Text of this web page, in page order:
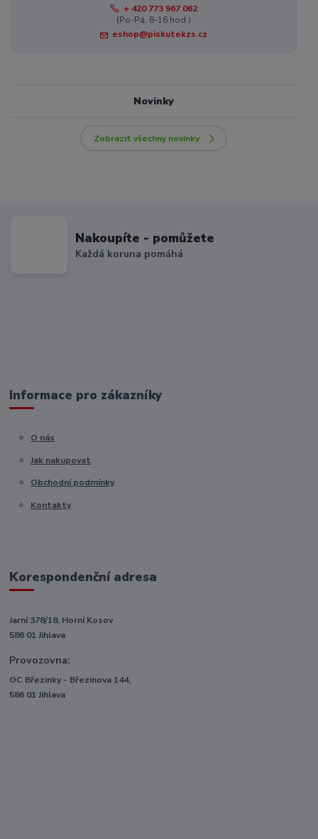
+ 420 773 967 062
(Po-Pá, 8-16 hod.)
eshop@piskutekzs.cz
Novinky
Zobrazit všechny novinky
Nakoupíte - pomůžete
Každá koruna pomáhá
Informace pro zákazníky
O nás
Jak nakupovat
Obchodní podmínky
Kontakty
Korespondenční adresa
Jarní 378/18, Horní Kosov
586 01 Jihlava
Provozovna:
OC Březinky - Březinova 144,
586 01 Jihlava